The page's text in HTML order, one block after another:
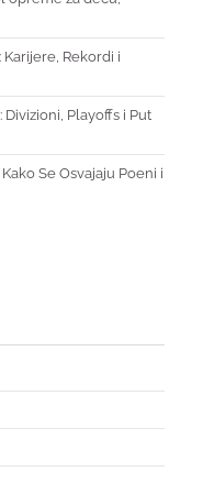
Rekordi i
Playoffs i Put
Se Osvajaju Poeni i